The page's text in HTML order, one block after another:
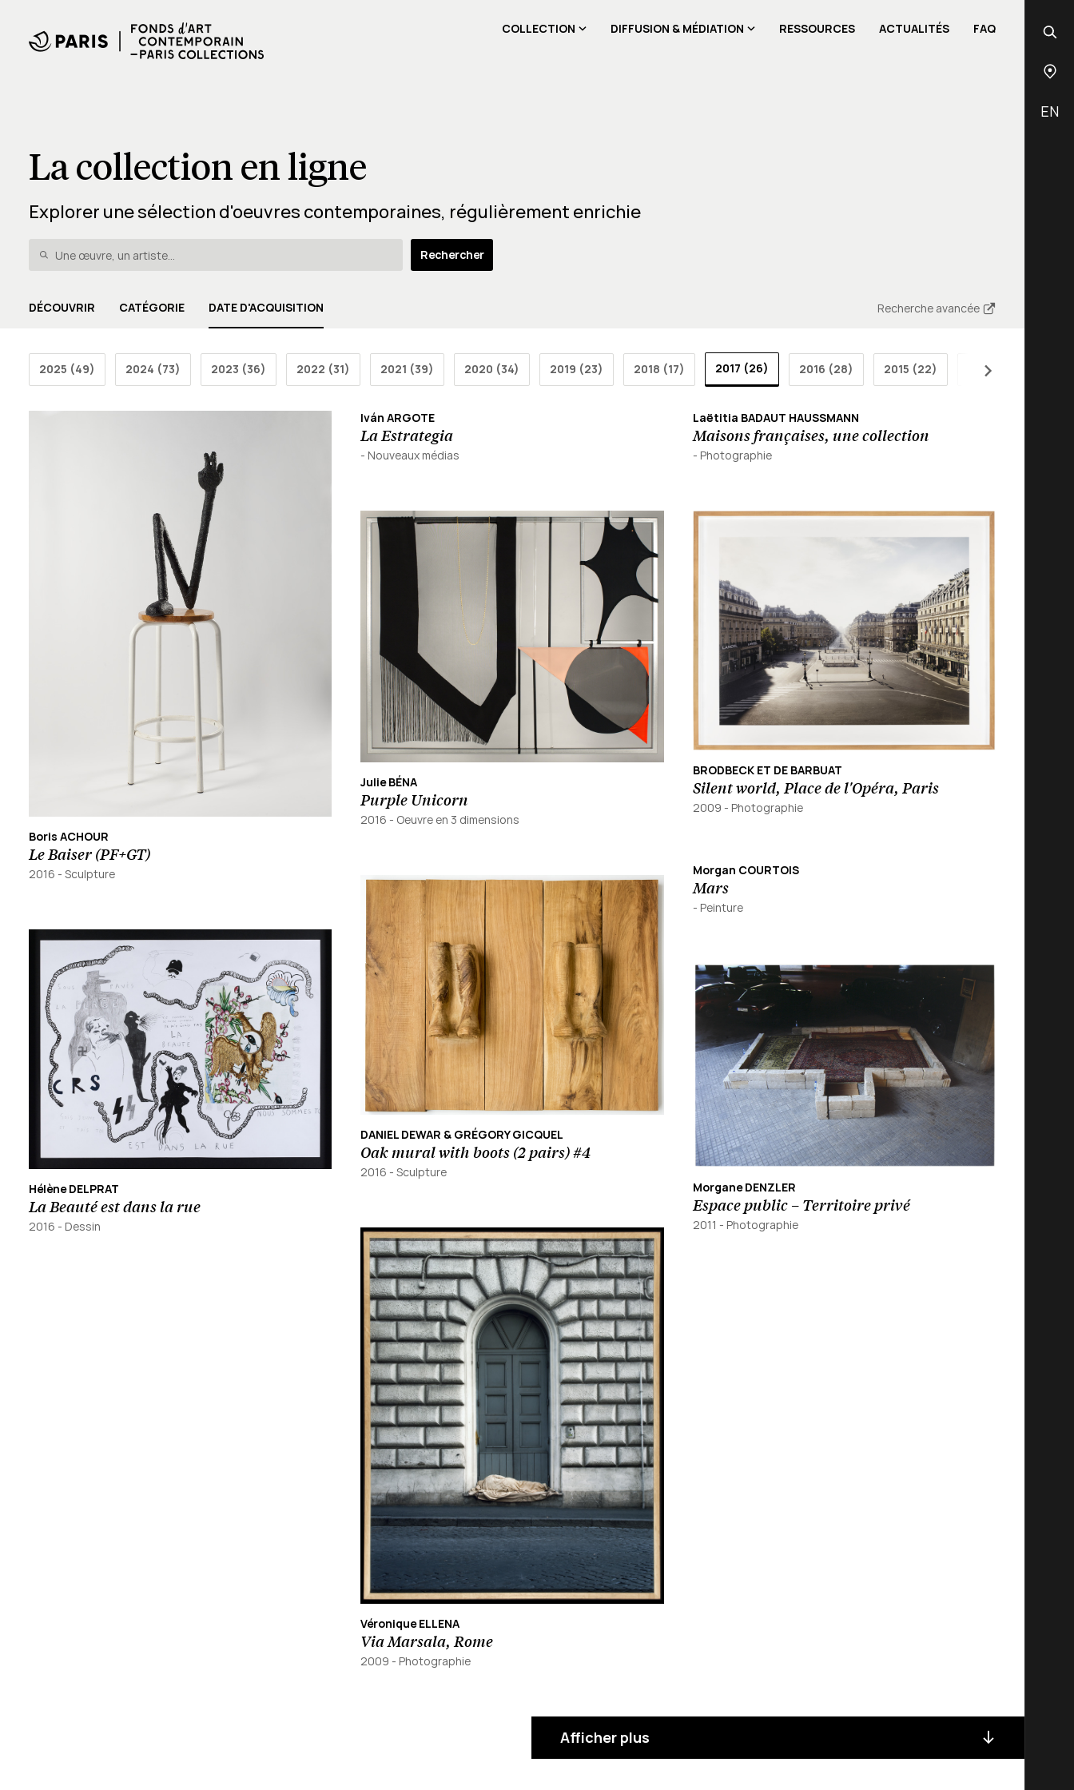
EN
COLLECTION DIFFUSION & MÉDIATION RESSOURCES ACTUALITÉS FAQ
La collection en ligne
Explorer une sélection d'oeuvres contemporaines, régulièrement enrichie
Rechercher
DÉCOUVRIR CATÉGORIE DATE D'ACQUISITION Recherche avancée
2025 (49) 2024 (73) 2023 (36) 2022 (31) 2021 (39) 2020 (34) 2019 (23) 2018 (17) 2017 (26) 2016 (28) 2015 (22) 2014 (28)
Boris ACHOUR
Le Baiser (PF+GT)
2016 - Sculpture
Iván ARGOTE
La Estrategia
- Nouveaux médias
Laëtitia BADAUT HAUSSMANN
Maisons françaises, une collection
- Photographie
Julie BÉNA
Purple Unicorn
2016 - Oeuvre en 3 dimensions
BRODBECK ET DE BARBUAT
Silent world, Place de l'Opéra, Paris
2009 - Photographie
Morgan COURTOIS
Mars
- Peinture
DANIEL DEWAR & GRÉGORY GICQUEL
Oak mural with boots (2 pairs) #4
2016 -Sculpture
Hélène DELPRAT
La Beauté est dans la rue
2016 - Dessin
Morgane DENZLER
Espace public – Territoire privé
2011 - Photographie
Véronique ELLENA
Via Marsala, Rome
2009 - Photographie
Afficher plus